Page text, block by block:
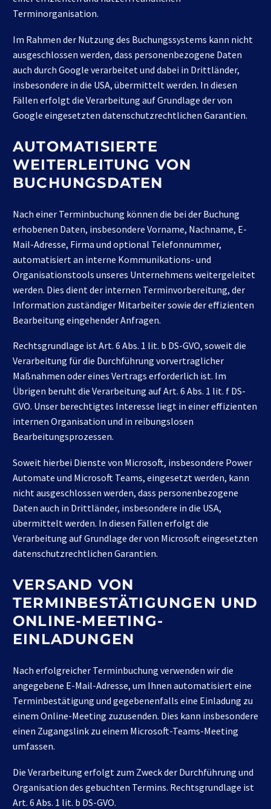
Terminorganisation.
Im Rahmen der Nutzung des Buchungssystems kann nicht
ausgeschlossen werden, dass personenbezogene Daten
auch durch Google verarbeitet und dabei in Drittländer,
insbesondere in die USA, übermittelt werden. In diesen
Fällen erfolgt die Verarbeitung auf Grundlage der von
Google eingesetzten datenschutzrechtlichen Garantien.
AUTOMATISIERTE
WEITERLEITUNG VON
BUCHUNGSDATEN
Nach einer Terminbuchung können die bei der Buchung
erhobenen Daten, insbesondere Vorname, Nachname, E-
Mail-Adresse, Firma und optional Telefonnummer,
automatisiert an interne Kommunikations- und
Organisationstools unseres Unternehmens weitergeleitet
werden. Dies dient der internen Terminvorbereitung, der
Information zuständiger Mitarbeiter sowie der effizienten
Bearbeitung eingehender Anfragen.
Rechtsgrundlage ist Art. 6 Abs. 1 lit. b DS-GVO, soweit die
Verarbeitung für die Durchführung vorvertraglicher
Maßnahmen oder eines Vertrags erforderlich ist. Im
Übrigen beruht die Verarbeitung auf Art. 6 Abs. 1 lit. f DS-
GVO. Unser berechtigtes Interesse liegt in einer effizienten
internen Organisation und in reibungslosen
Bearbeitungsprozessen.
Soweit hierbei Dienste von Microsoft, insbesondere Power
Automate und Microsoft Teams, eingesetzt werden, kann
nicht ausgeschlossen werden, dass personenbezogene
Daten auch in Drittländer, insbesondere in die USA,
übermittelt werden. In diesen Fällen erfolgt die
Verarbeitung auf Grundlage der von Microsoft eingesetzten
datenschutzrechtlichen Garantien.
VERSAND VON
TERMINBESTÄTIGUNGEN UND
ONLINE-MEETING-
EINLADUNGEN
Nach erfolgreicher Terminbuchung verwenden wir die
angegebene E-Mail-Adresse, um Ihnen automatisiert eine
Terminbestätigung und gegebenenfalls eine Einladung zu
einem Online-Meeting zuzusenden. Dies kann insbesondere
einen Zugangslink zu einem Microsoft-Teams-Meeting
umfassen.
Die Verarbeitung erfolgt zum Zweck der Durchführung und
Organisation des gebuchten Termins. Rechtsgrundlage ist
Art. 6 Abs. 1 lit. b DS-GVO.